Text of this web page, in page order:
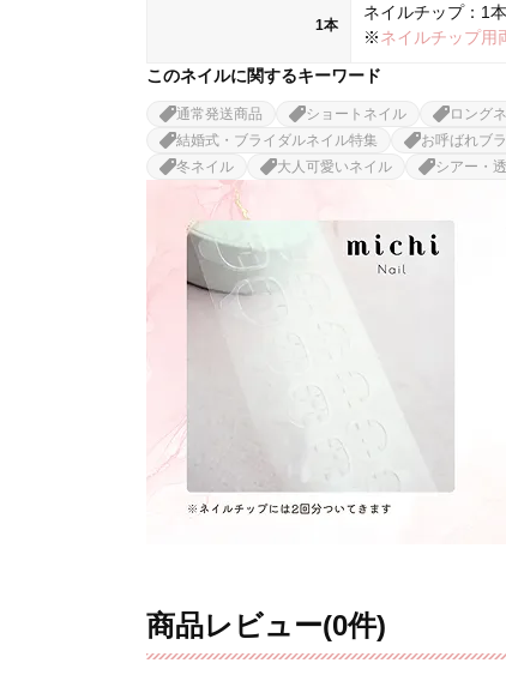
1本
ネイルチップ：1本
※ネイルチップ用
このネイルに関するキーワード
通常発送商品 ショートネイル ロング
結婚式・ブライダルネイル特集
お呼ばれブ
冬ネイル
大人可愛いネイル シアー・
商品レビュー(0件)